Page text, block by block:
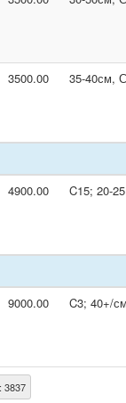
3837
3500.00 35-40см,
4900.00 C15; 20-
9000.00 C3; 40+/